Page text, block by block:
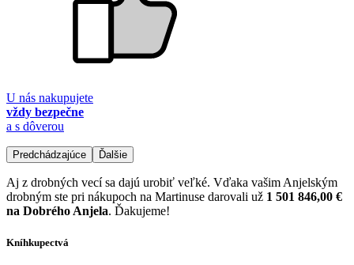
U nás nakupujete
vždy bezpečne
a s dôverou
Predchádzajúce Ďalšie
Aj z drobných vecí sa dajú urobiť veľké. Vďaka vašim Anjelským
drobným ste pri nákupoch na Martinuse darovali už 1 501 846,00 €
na Dobrého Anjela. Ďakujeme!
Kníhkupectvá